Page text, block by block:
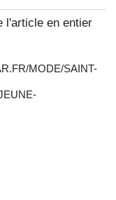
l'article en entier
MODE/SAINT-